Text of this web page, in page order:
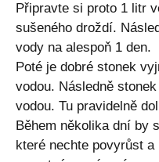
Připravte si proto 1 litr
sušeného droždí.
vody na alespoň 1 den.
Poté je dobré stonek
vodou. Následně
vodou. Tu pravidelně
Během několika dní by
které nechte povyrůst